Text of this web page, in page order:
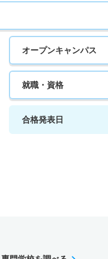
オープンキャンパス
就職・資格
合格発表日